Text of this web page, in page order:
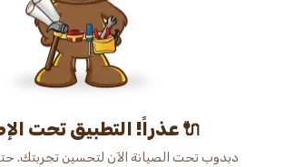
عذراً! التطبيق تحت الإصلاح 🔌
دبدوب تحت الصيانة الآن لتحسين تجربتك.